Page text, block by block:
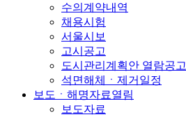
수의계약내역
채용시험
서울시보
고시공고
도시관리계획안 열람공고
석면해체ㆍ제거일정
보도ㆍ해명자료열림
보도자료